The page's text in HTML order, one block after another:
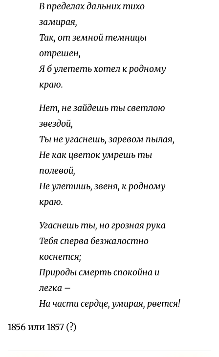
В пределах дальних тихо
замирая,
Так, от земной темницы
отрешен,
Я б улететь хотел к родному
краю.
Нет, не зайдешь ты светлою
звездой,
Ты не угаснешь, заревом пылая,
Не как цветок умрешь ты
полевой,
Не улетишь, звеня, к родному
краю.
Угаснешь ты, но грозная рука
Тебя сперва безжалостно
коснется;
Природы смерть спокойна и
легка –
На части сердце, умирая, рвется!
1856 или 1857 (?)